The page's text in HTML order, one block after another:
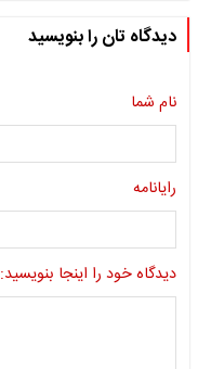
دیدگاه تان را بنویسید
نام شما
رایانامه
دیدگاه خود را اینجا بنویسید: